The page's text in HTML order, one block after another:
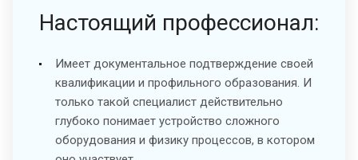
Настоящий профессионал:
Имеет документальное подтверждение своей
квалификации и профильного образования. И
только такой специалист действительно
глубоко понимает устройство сложного
оборудования и физику процессов, в котором